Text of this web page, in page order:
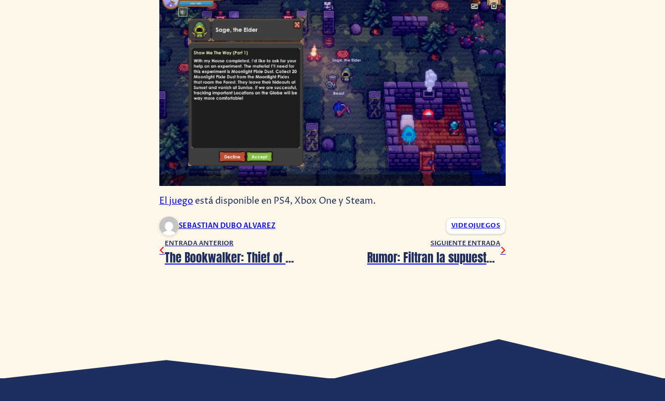
El juego está disponible en PS4, Xbox One y Steam.
SEBASTIAN DUBO ALVAREZ VIDEOJUEGOS
ENTRADA ANTERIOR
The Bookwalker: Thief of Tales es estrenado oficialmente
SIGUIENTE ENTRADA
Rumor: Filtran la supuesta fecha de lanzamiento para GTA VI